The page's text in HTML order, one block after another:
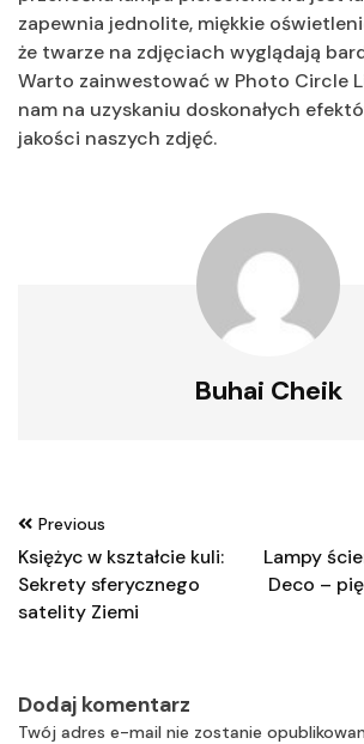
zapewnia jednolite, miękkie
że twarze na zdjęciach wyglądają
Warto zainwestować w Photo Circle
nam na uzyskaniu doskonałych
jakości naszych zdjęć.
Buhai Cheik
Nawigacja
wpisu
Previous
Księżyc w kształcie kuli:
Sekrety sferycznego
satelity Ziemi
Lampy
Deco –
Dodaj komentarz
Twój adres e-mail nie zostanie